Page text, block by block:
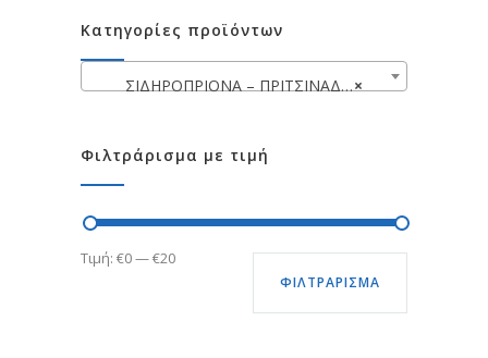
Κατηγορίες προϊόντων
×
ΣΙΔΗΡΟΠΡΙΟΝΑ – ΠΡΙΤΣΙΝΑΔΟΡΟΙ
Φιλτράρισμα με τιμή
Ελάχιστη
Μέγιστη
ΦΙΛΤΡΆΡΙΣΜΑ
Τιμή: €0—€20